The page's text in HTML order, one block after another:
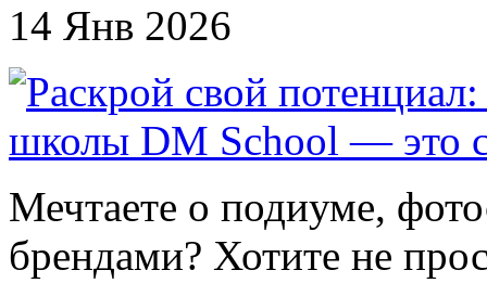
14 Янв 2026
Мечтаете о подиуме,
брендами? Хотите не